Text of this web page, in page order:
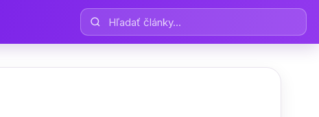
Hľadať články